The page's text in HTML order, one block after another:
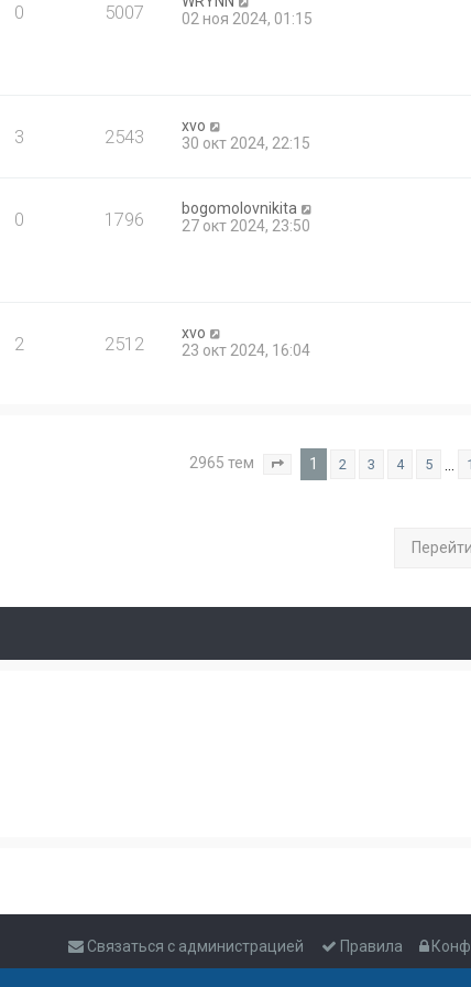
0 5007
02 ноя 2024, 01:15
3 2543
xvo
30 окт 2024, 22:15
0 1796
bogomolovnikita
27 окт 2024, 23:50
2 2512
xvo
23 окт 2024, 16:04
2965 тем Страница из 119
1 2 3 4 5
Перейти
Правила
Связаться с администрацией